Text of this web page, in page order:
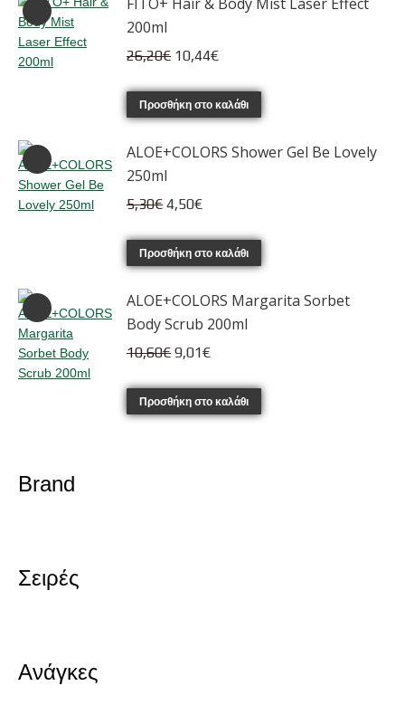
18,44€.
200ml
26,20€ Original
was:
10,44€Η
τιμή
10,44€.
Προσθήκη στο καλάθι
ALOE+COLORS Shower Gel Be Lovely
250ml
5,30€ Original
was:
4,50€Η
τιμή
4,50€.
Προσθήκη στο καλάθι
ALOE+COLORS Margarita Sorbet
Body Scrub 200ml
10,60€ Original
was:
9,01€Η
τιμή
Προσθήκη στο καλάθι
Brand
Σειρές
Ανάγκες